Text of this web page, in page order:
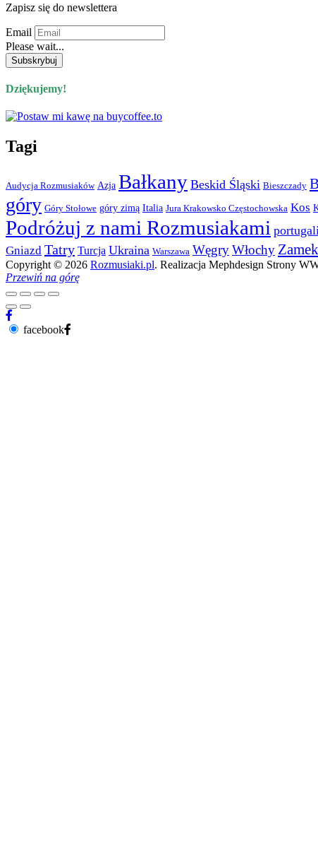
Zapisz się do newslettera
Email
Please wait...
Dziękujemy!
Tagi
Audycja Rozmusiaków Azja Bałkany Beskid Śląski Bieszczady
góry Góry Stołowe góry zimą Italia Jura Krakowsko Częstochowska Kos
Podróżuj z nami Rozmusiakami
Gniazd Tatry Turcja Ukraina Warszawa WęgryWłochy Zamek
Copyright © 2026 Rozmusiaki.pl. Realizacja Mephdesign Strony
Przewiń na górę
facebook